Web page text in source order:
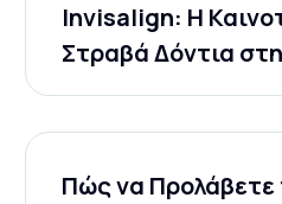
Invisalign: Η
Στραβά Δόντια
Πώς να Προλάβετε